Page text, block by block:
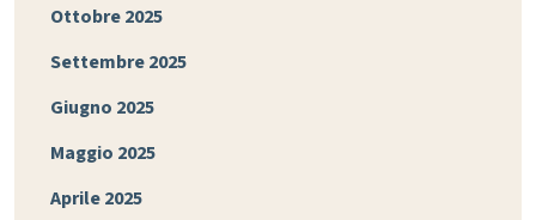
Ottobre 2025
Settembre 2025
Giugno 2025
Maggio 2025
Aprile 2025